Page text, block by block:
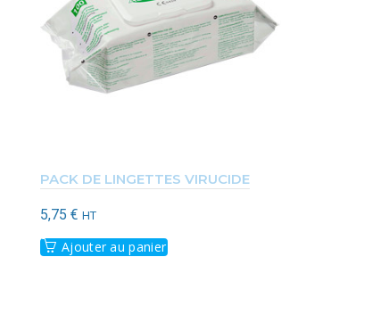
PACK DE LINGETTES VIRUCIDE
5,75 € HT
Ajouter au panier